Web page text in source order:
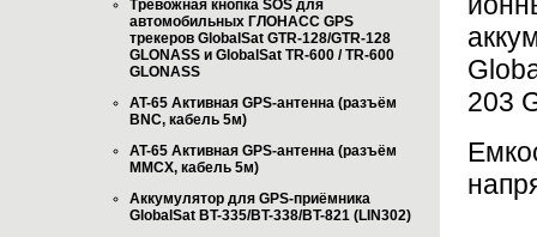
Тревожная кнопка SOS для
автомобильных ГЛОНАСС GPS
трекеров GlobalSat GTR-128/GTR-128
GLONASS и GlobalSat TR-600 / TR-600
GLONASS
AT-65 Активная GPS-антенна (разъём
BNC, кабель 5м)
AT-65 Активная GPS-антенна (разъём
MMCX, кабель 5м)
Аккумулятор для GPS-приёмника
GlobalSat BT-335/BT-338/BT-821 (LIN302)
203